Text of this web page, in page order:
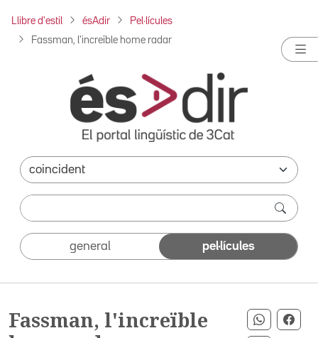
Llibre d'estil ésAdir Pel·lícules
Fassman, l'increïble home radar
general pel·lícules
Fassman, l'increïble